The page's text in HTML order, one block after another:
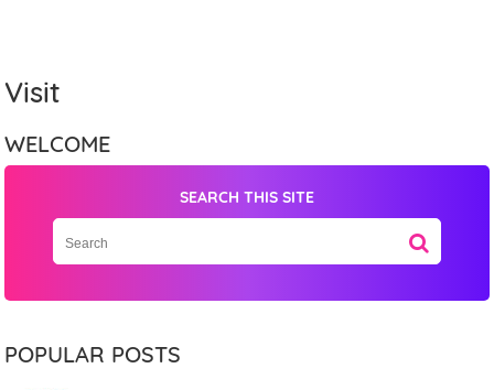
Visit
WELCOME
SEARCH THIS SITE
POPULAR POSTS